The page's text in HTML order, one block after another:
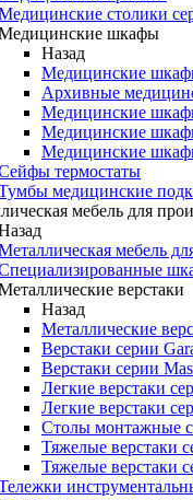
столики
шкафы
Назад
Медицинские
Архивные
Медицинские
Медицинские
Медицинские
термостаты
медицинские
мебель для
мебель
верстаки
Назад
Металлические
Верстаки серии
Верстаки серии
Легкие верстаки
Легкие верстаки
Столы монтажные
Тяжелые верстаки
Тяжелые верстаки